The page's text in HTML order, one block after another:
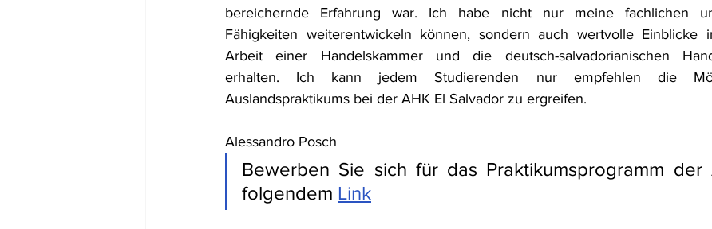
bereichernde Erfahrung war. Ich habe nicht nur meine fachlichen
Fähigkeiten weiterentwickeln können, sondern auch wertvolle Einblicke
Arbeit einer Handelskammer und die deutsch-salvadorianischen
erhalten. Ich kann jedem Studierenden nur empfehlen die
Auslandspraktikums bei der AHK El Salvador zu ergreifen.
Alessandro Posch
Bewerben Sie sich für das Praktikumsprogramm der
folgendem Link